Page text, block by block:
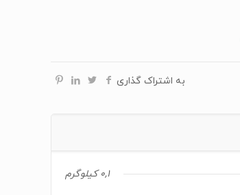
به اشتراک گذاری
0,1 کیلوگرم